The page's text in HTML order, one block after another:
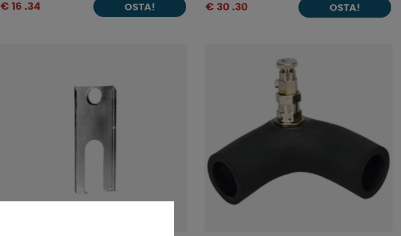
€ 16 .34 OSTA! € 30 .30 OSTA!